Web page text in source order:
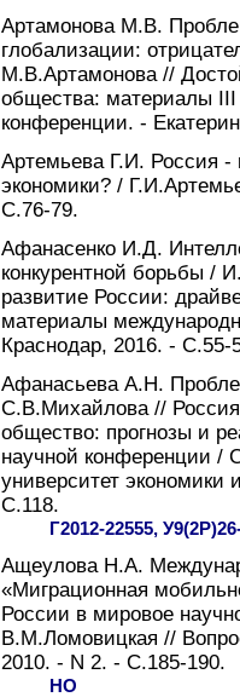
Артамонова М.В.
глобализации:
М.В.Артамонова //
общества: материалы III
конференции. -
Артемьева Г.И. Россия -
экономики? /
С.76-79.
Афанасенко И.Д.
конкурентной борьбы /
развитие России:
материалы
Краснодар, 2016. - С.55-
Афанасьева А.Н.
С.В.Михайлова // Россия
общество: прогнозы и
научной конференции /
университет экономики
С.118.
Г2012-22555,
Ащеулова Н.А.
«Миграционная
России в мировое
В.М.Ломовицкая //
2010. - N 2. - С.185-190.
НО